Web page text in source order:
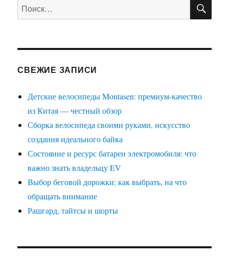
Искать:
СВЕЖИЕ ЗАПИСИ
Детские велосипеды Montasen: премиум-качество
из Китая — честный обзор
Сборка велосипеда своими руками, искусство
создания идеального байка
Состояние и ресурс батареи электромобиля: что
важно знать владельцу EV
Выбор беговой дорожки: как выбрать, на что
обращать внимание
Рашгард, тайтсы и шорты